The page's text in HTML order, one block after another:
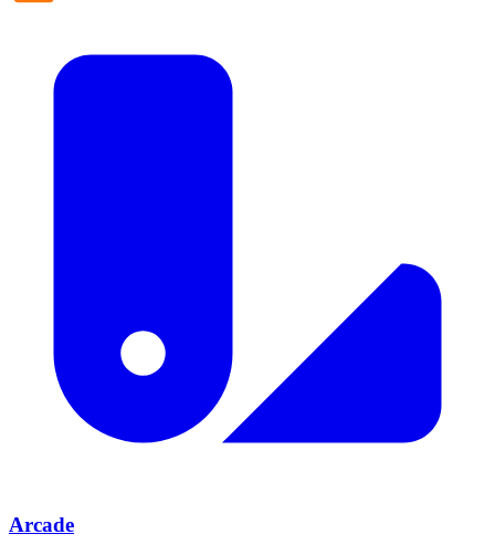
Arcade